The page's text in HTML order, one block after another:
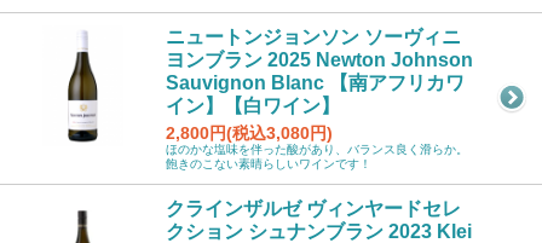
ニュートンジョンソン ソーヴィニ
ヨンブラン 2025 Newton Johnson
Sauvignon Blanc 【南アフリカワ
イン】【白ワイン】
2,800円(税込3,080円)
ほのかな塩味を伴った酸があり、バランス良く滑らか。
飽きのこない素晴らしいワインです！
クラインザルゼ ヴィンヤードセレ
クション シュナンブラン 2023 Klei